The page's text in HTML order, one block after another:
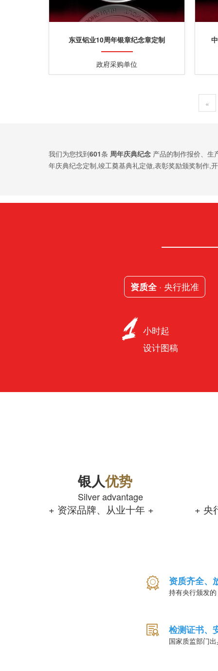
东亚铝业10周年银章纪念章定制
政府采购单位
«
我们为您找到601条 周年庆典纪念 产品的制作报价、生
年庆典纪念定制,竣工奠基典礼定做,表彰奖励颁奖制作,
资质全· 央行批准
小时起
设计图稿
银人优势
Silver advantage
+ 资深品牌、从业十年 + + 央
资质齐全、
持有央行颁发
检测证书、
国家质监部门